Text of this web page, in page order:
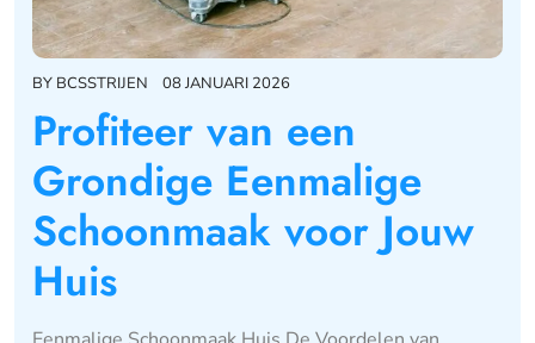
BY BCSSTRIJEN 08 JANUARI 2026
Profiteer van een
Grondige Eenmalige
Schoonmaak voor Jouw
Huis